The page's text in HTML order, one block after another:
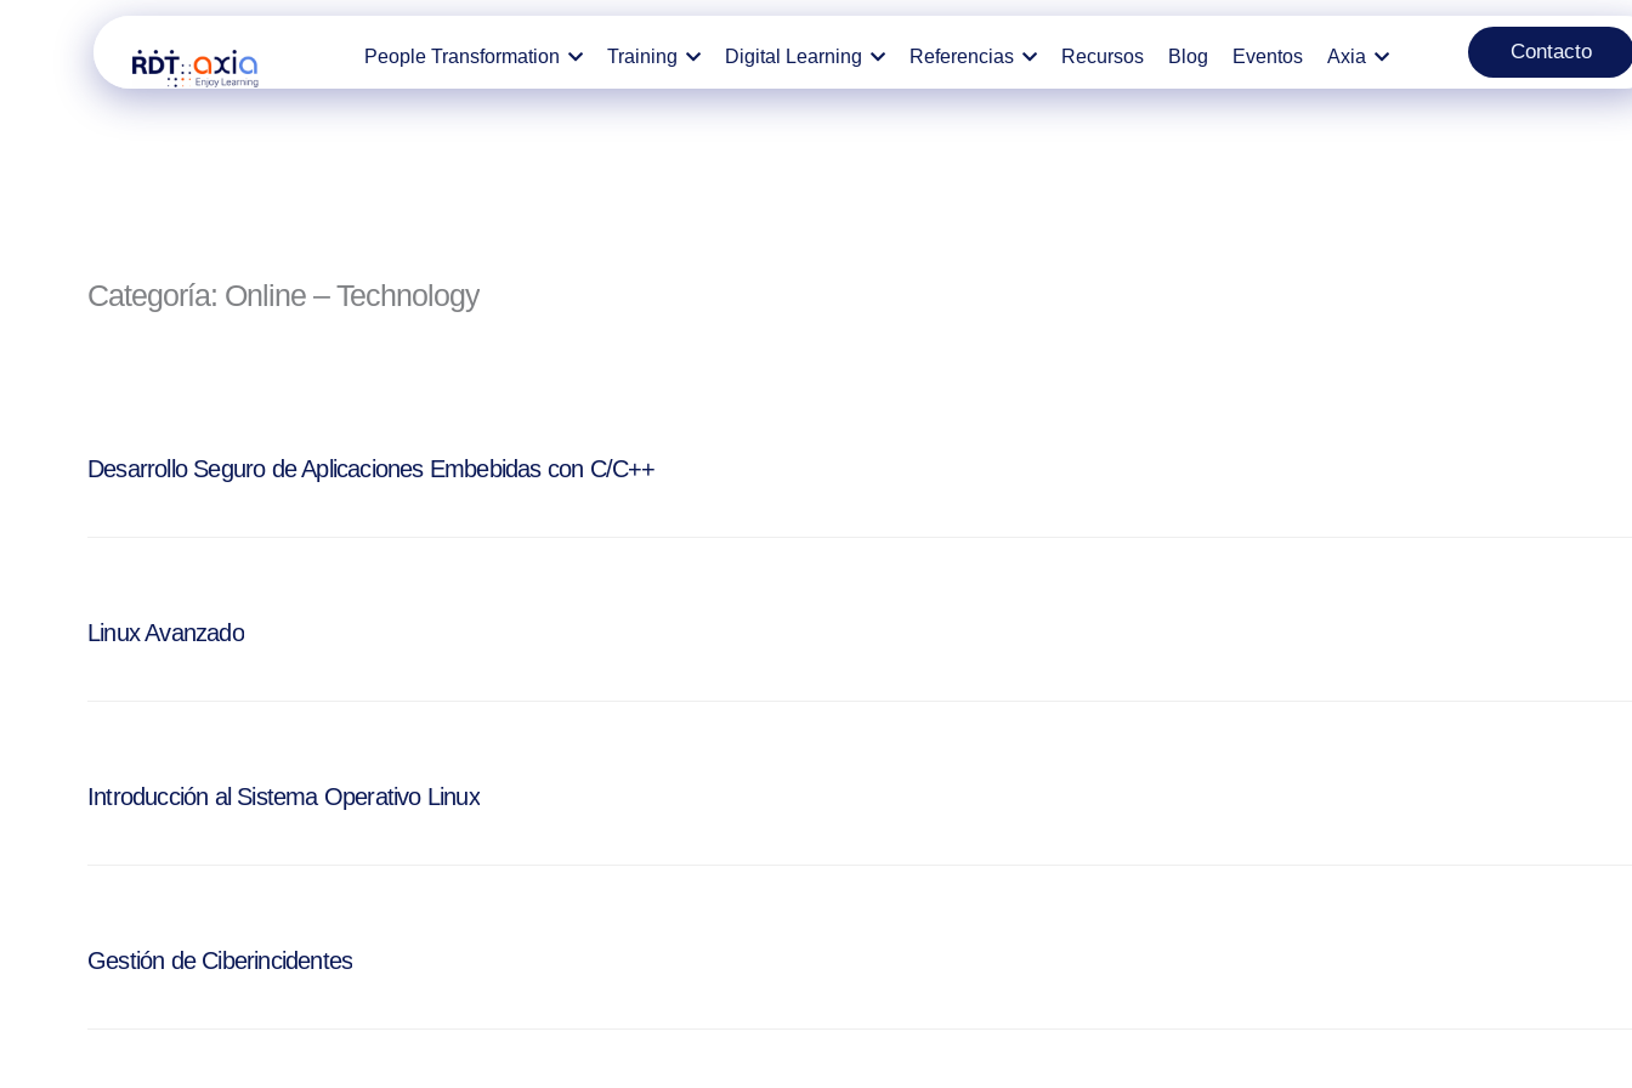
People Transformation Training Digital Learning Referencias Recursos Blog Eventos Axia Contacto
Categoría: Online – Technology
Desarrollo Seguro de Aplicaciones Embebidas con C/C++
Linux Avanzado
Introducción al Sistema Operativo Linux
Gestión de Ciberincidentes